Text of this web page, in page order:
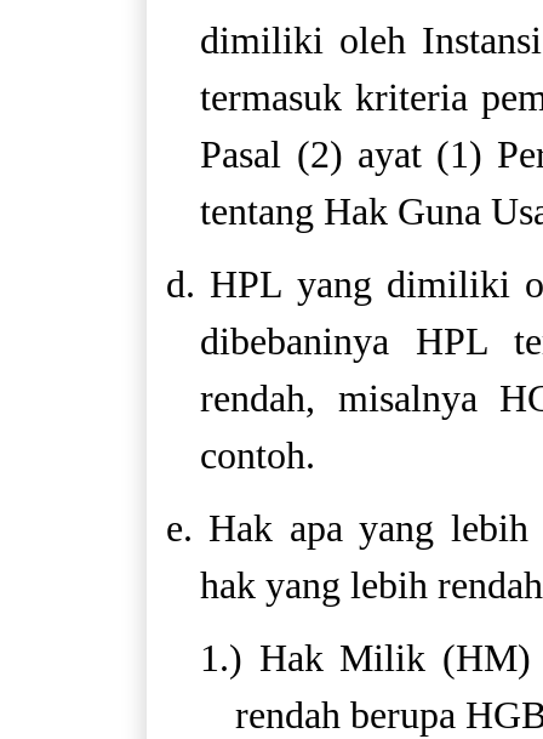
dimiliki oleh
termasuk kriteria
Pasal (2) ayat (1)
tentang Hak Guna
d. HPL yang dimiliki
dibebaninya HPL
rendah, misalnya
contoh.
e. Hak apa yang lebih
hak yang lebih
1.) Hak Milik (HM)
rendah berupa